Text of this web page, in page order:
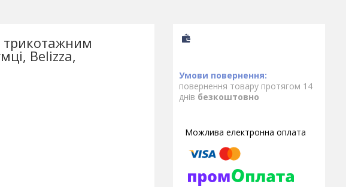
трикотажним
Belizza,
повернення товару протягом 14
днів безкоштовно